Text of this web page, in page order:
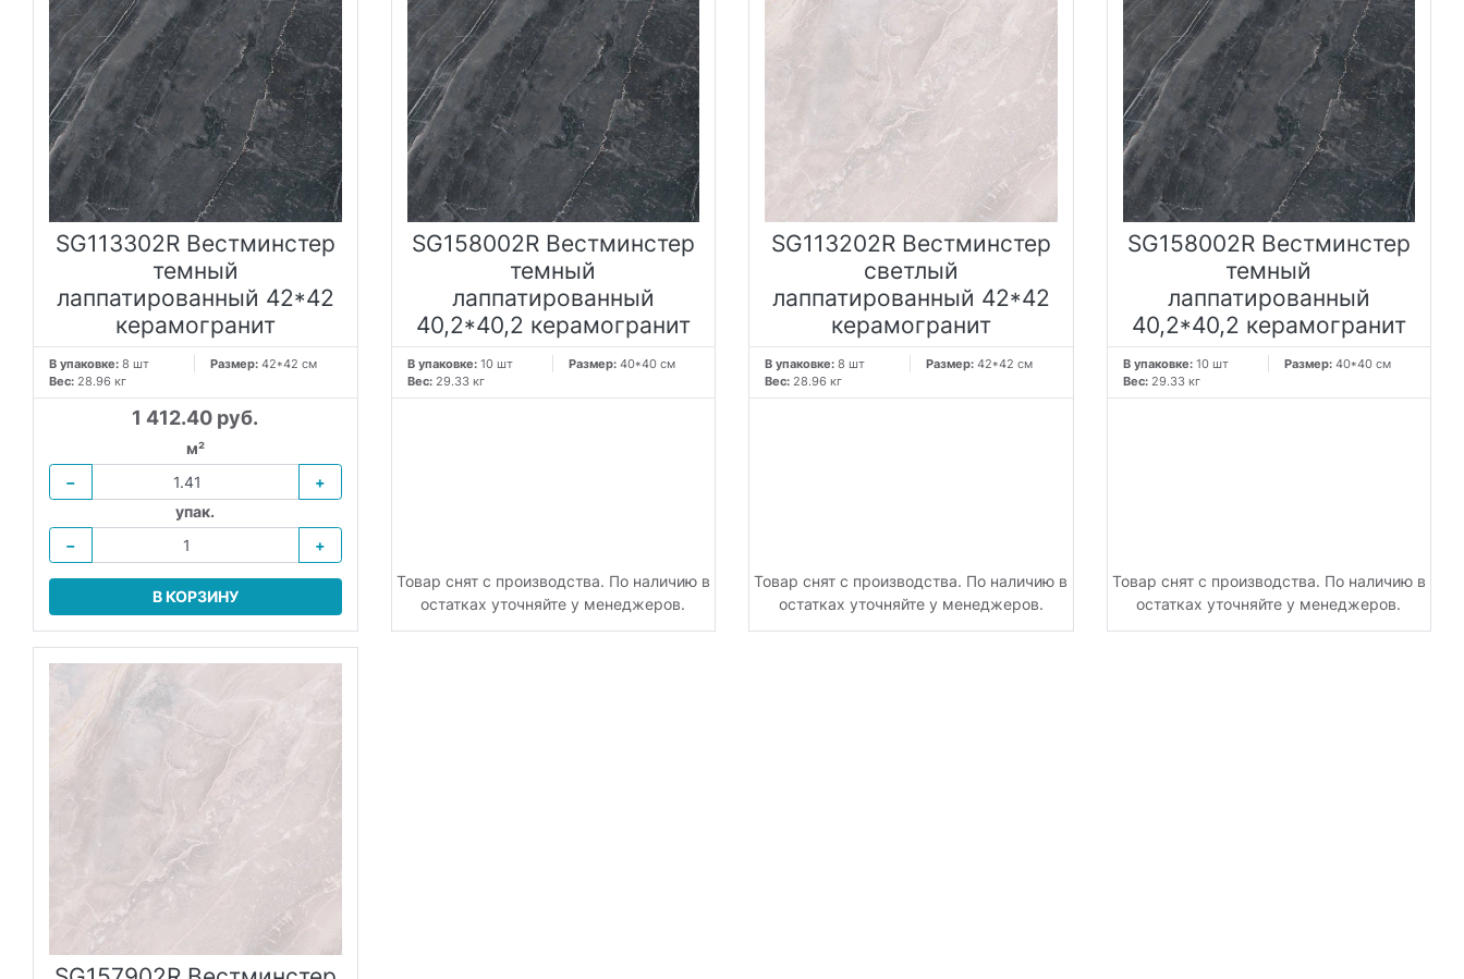
SG113302R Вестминстер
темный
лаппатированный 42*42
керамогранит
В упаковке: 8 шт Размер:42*42 см
Вес: 28.96 кг
1 412.40 руб.
м²
−
+
упак.
−
+
В КОРЗИНУ
SG158002R Вестминстер
темный
лаппатированный
40,2*40,2 керамогранит
В упаковке:10 шт Размер: 40*40 см
Вес: 29.33 кг
Товар снят с производства. По наличию в
остатках уточняйте у менеджеров.
SG113202R Вестминстер
светлый
лаппатированный 42*42
керамогранит
В упаковке: 8 шт Размер:42*42 см
Вес: 28.96 кг
Товар снят с производства. По наличию в
остатках уточняйте у менеджеров.
SG158002R Вестминстер
темный
лаппатированный
40,2*40,2 керамогранит
В упаковке:10 шт Размер: 40*40 см
Вес: 29.33 кг
Товар снят с производства. По наличию в
остатках уточняйте у менеджеров.